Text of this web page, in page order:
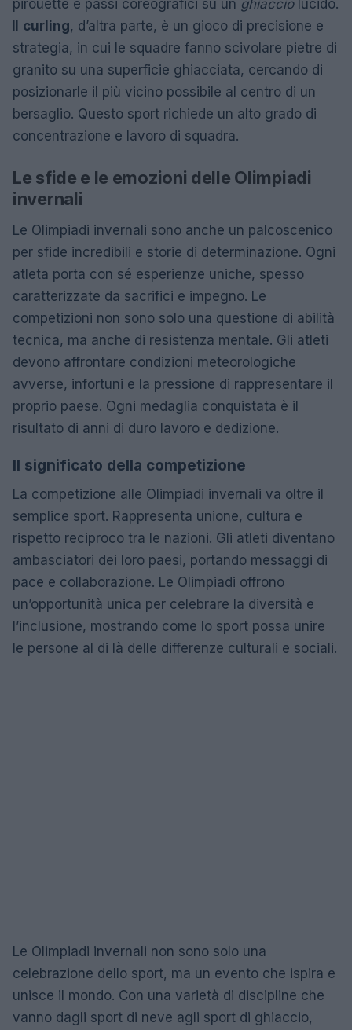
pirouette e passi coreografici su un ghiacciolucido.
Il curling, d’altra parte, è un gioco di precisione e
strategia, in cui le squadre fanno scivolare pietre di
granito su una superficie ghiacciata, cercando di
posizionarle il più vicino possibile al centro di un
bersaglio. Questo sport richiede un alto grado di
concentrazione e lavoro di squadra.
Le sfide e le emozioni delle Olimpiadi
invernali
Le Olimpiadi invernali sono anche un palcoscenico
per sfide incredibili e storie di determinazione. Ogni
atleta porta con sé esperienze uniche, spesso
caratterizzate da sacrifici e impegno. Le
competizioni non sono solo una questione di abilità
tecnica, ma anche di resistenza mentale. Gli atleti
devono affrontare condizioni meteorologiche
avverse, infortuni e la pressione di rappresentare il
proprio paese. Ogni medaglia conquistata è il
risultato di anni di duro lavoro e dedizione.
Il significato della competizione
La competizione alle Olimpiadi invernali va oltre il
semplice sport. Rappresenta unione, cultura e
rispetto reciproco tra le nazioni. Gli atleti diventano
ambasciatori dei loro paesi, portando messaggi di
pace e collaborazione. Le Olimpiadi offrono
un’opportunità unica per celebrare la diversità e
l’inclusione, mostrando come lo sport possa unire
le persone al di là delle differenze culturali e sociali.
Le Olimpiadi invernali non sono solo una
celebrazione dello sport, ma un evento che ispira e
unisce il mondo. Con una varietà di discipline che
vanno dagli sport di neve agli sport di ghiaccio,